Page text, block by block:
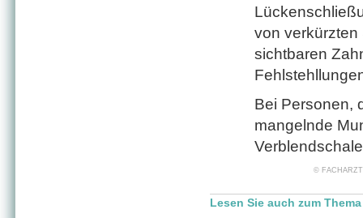
von
sichtbaren
Bei Personen,
mangelnde
©
Lesen Sie auch zum